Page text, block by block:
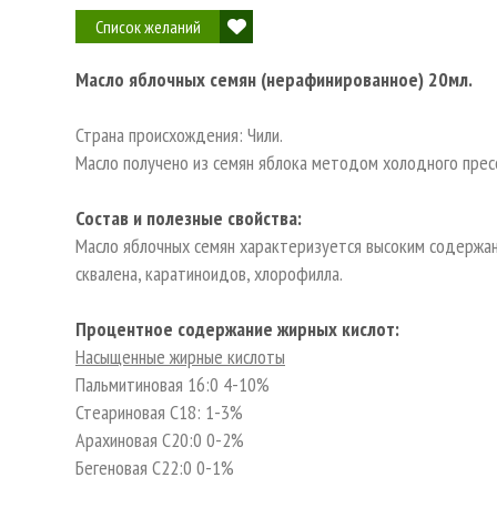
Список желаний
Масло яблочных семян (нерафинированное) 20мл.
Страна происхождения: Чили.
Масло получено из семян яблока методом холодного
Состав и полезные свойства:
Масло яблочных семян характеризуется высоким
сквалена, каратиноидов, хлорофилла.
Процентное содержание жирных кислот:
Насыщенные жирные кислоты
Пальмитиновая 16:0 4-10%
Стеариновая С18: 1-3%
Арахиновая С20:0 0-2%
Бегеновая С22:0 0-1%